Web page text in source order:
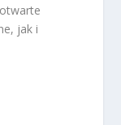
jak i